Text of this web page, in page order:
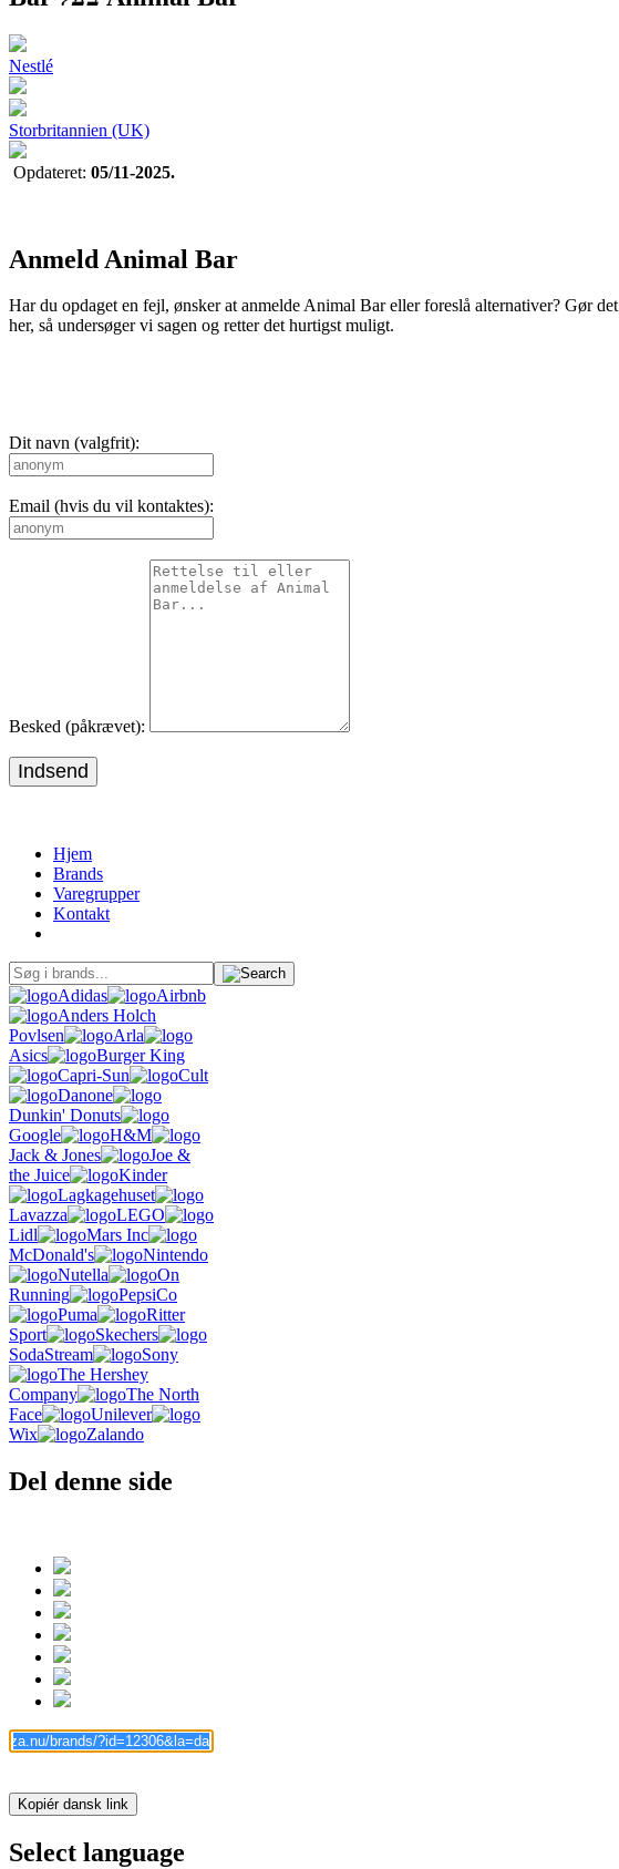
Nestlé
Storbritannien (UK)
Opdateret: 05/11-2025.
Anmeld Animal Bar
Har du opdaget en fejl, ønsker at anmelde Animal Bar eller foreslå alternativer? Gør det
her, så undersøger vi sagen og retter det hurtigst muligt.
Dit navn (valgfrit):
Email (hvis du vil kontaktes):
Besked (påkrævet):
Indsend
Hjem
Brands
Varegrupper
Kontakt
Adidas
Airbnb
Anders Holch
Povlsen
Arla
Asics
Burger King
Capri-Sun
Cult
Danone
Dunkin' Donuts
Google
H&M
Jack & Jones
Joe &
the Juice
Kinder
Lagkagehuset
Lavazza
LEGO
Lidl
Mars Inc
McDonald's
Nintendo
Nutella
On
Running
PepsiCo
Puma
Ritter
Sport
Skechers
SodaStream
Sony
The Hershey
Company
The North
Face
Unilever
Wix
Zalando
Del denne side
Kopiér dansk link
Select language